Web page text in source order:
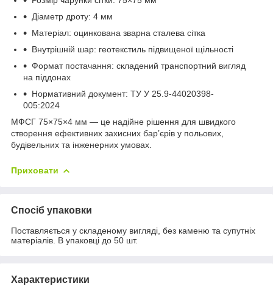
Діаметр дроту: 4 мм
Матеріал: оцинкована зварна сталева сітка
Внутрішній шар: геотекстиль підвищеної щільності
Формат постачання: складений транспортний вигляд
на піддонах
Нормативний документ: ТУ У 25.9-44020398-
005:2024
МФСГ 75×75×4 мм — це надійне рішення для швидкого
створення ефективних захисних бар’єрів у польових,
будівельних та інженерних умовах.
Приховати
Спосіб упаковки
Поставляється у складеному вигляді, без каменю та супутніх
матеріалів. В упаковці до 50 шт.
Характеристики